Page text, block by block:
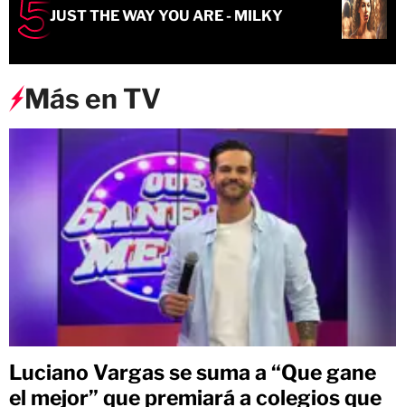
JUST THE WAY YOU ARE - MILKY
Más en TV
Luciano Vargas se suma a “Que gane
el mejor” que premiará a colegios que